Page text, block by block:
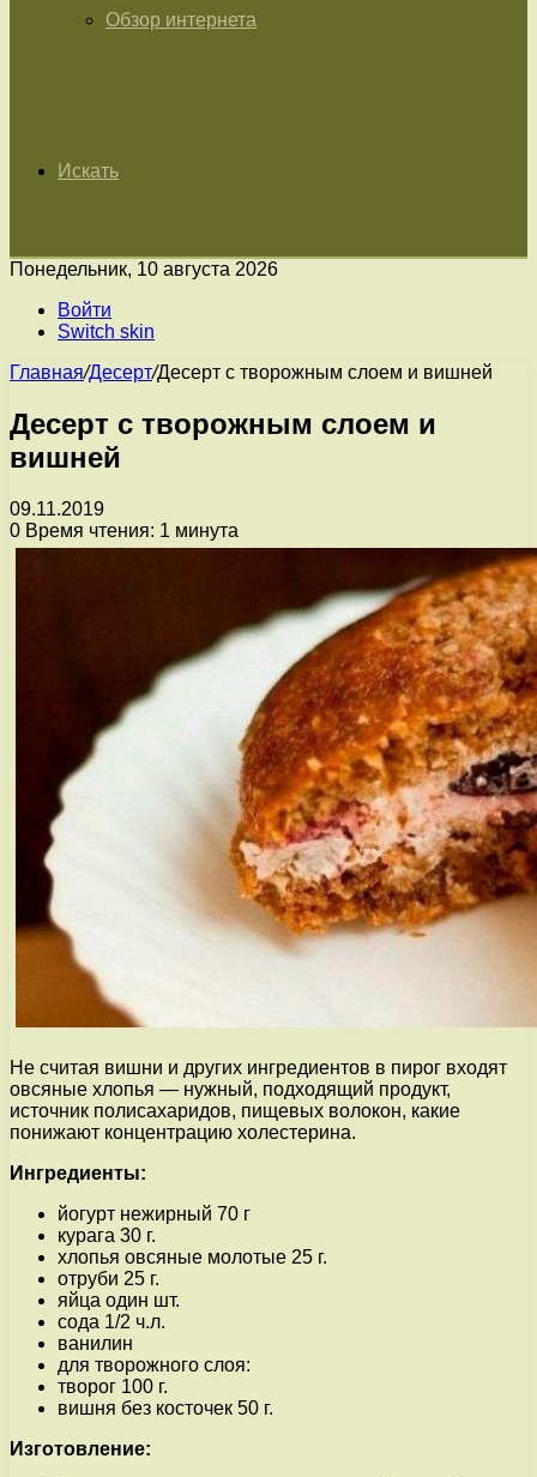
Обзор интернета
Искать
Понедельник, 10 августа 2026
Войти
Switch skin
Главная/Десерт/Десерт с творожным слоем и вишней
Десерт с творожным слоем и
вишней
09.11.2019
0 Время чтения: 1 минута
Не считая вишни и других ингредиентов в пирог входят
овсяные хлопья — нужный, подходящий продукт,
источник полисахаридов, пищевых волокон, какие
понижают концентрацию холестерина.
Ингредиенты:
йогурт нежирный 70 г
курага 30 г.
хлопья овсяные молотые 25 г.
отруби 25 г.
яйца один шт.
сода 1/2 ч.л.
ванилин
для творожного слоя:
творог 100 г.
вишня без косточек 50 г.
Изготовление: